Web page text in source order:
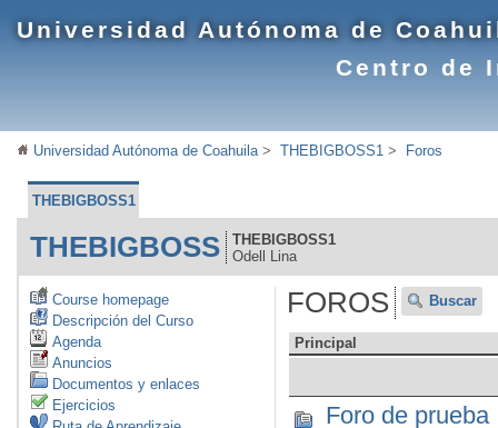
Universidad Autónoma de
Centro de
Universidad Autónoma de Coahuila> THEBIGBOSS1 > Foros
THEBIGBOSS1
THEBIGBOSS
THEBIGBOSS1
Odell Lina
Course homepage
Descripción del Curso
Agenda
Anuncios
Documentos y enlaces
Ejercicios
FOROS Buscar
Principal
Foro de prueba